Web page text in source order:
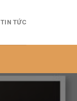
TIN TỨC